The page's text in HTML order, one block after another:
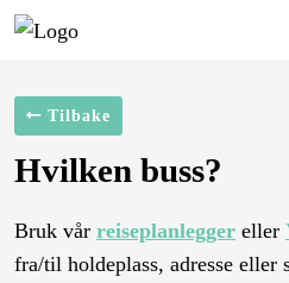
Tilbake
Hvilken buss?
Bruk vår reiseplanlegger eller
fra/til holdeplass, adresse eller